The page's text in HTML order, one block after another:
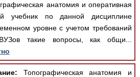
анатомия и оперативная
учебник по данной дисциплине
уровне с учетом требований
такие вопросы, как общи...
Топографическая анатомия и